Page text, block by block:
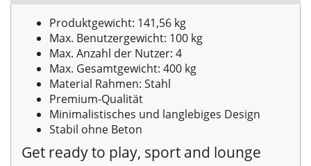
Produktgewicht: 141,56 kg
Max. Benutzergewicht: 100 kg
Max. Anzahl der Nutzer: 4
Max. Gesamtgewicht: 400 kg
Material Rahmen: Stahl
Premium-Qualität
Minimalistisches und langlebiges Design
Stabil ohne Beton
Get ready to play, sport and lounge